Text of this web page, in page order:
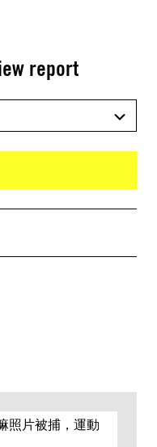
report
照片被捕，運動